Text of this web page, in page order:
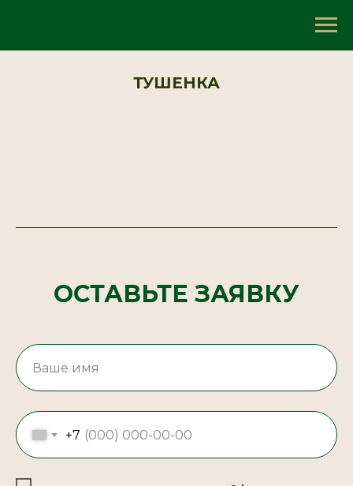
ТУШЕНКА
ОСТАВЬТЕ ЗАЯВКУ
+7